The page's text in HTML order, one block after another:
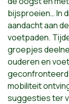
bijsproeien… In
aandacht aan
voetpaden.
groepjes
ouderen en
geconfronteerd
mobiliteit
suggesties ter